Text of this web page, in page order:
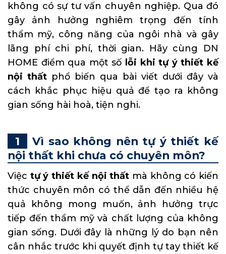
không có sự tư vấn chuyên nghiệp. Qua đó
gây ảnh hưởng nghiêm trọng đến tính
thẩm mỹ, công năng của ngôi nhà và gây
lãng phí chi phí, thời gian. Hãy cùng DN
HOME điểm qua một số lỗi khi tự ý thiết kế
nội thất phổ biến qua bài viết dưới đây và
cách khắc phục hiệu quả để tạo ra không
gian sống hài hoà, tiện nghi.
Vì sao không nên tự ý thiết kế
nội thất khi chưa có chuyên môn?
Việc tự ý thiết kế nội thất mà không có kiến
thức chuyên môn có thể dẫn đến nhiều hệ
quả không mong muốn, ảnh hưởng trực
tiếp đến thẩm mỹ và chất lượng của không
gian sống. Dưới đây là những lý do bạn nên
cân nhắc trước khi quyết định tự tay thiết kế